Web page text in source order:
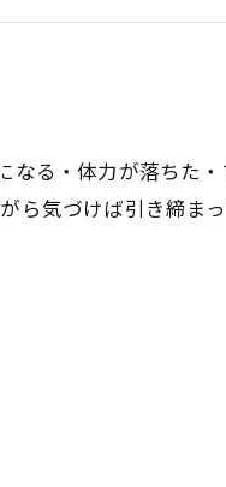
る・体力が落ちた
ら気づけば引き締ま